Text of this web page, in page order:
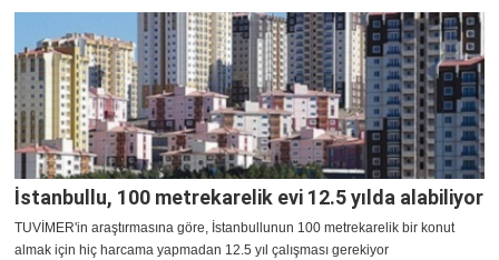
İstanbullu, 100 metrekarelik evi 12.5 yılda alabiliyor
TUVİMER'in araştırmasına göre, İstanbullunun 100 metrekarelik bir konut
almak için hiç harcama yapmadan 12.5 yıl çalışması gerekiyor